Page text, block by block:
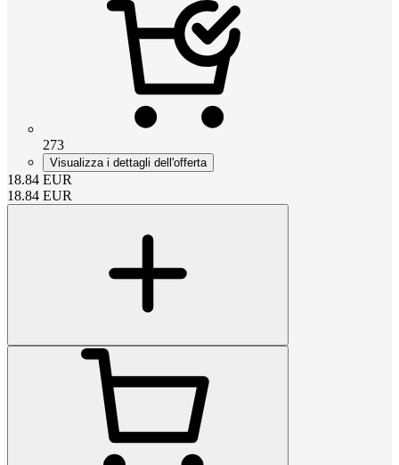
273
Visualizza i dettagli dell'offerta
18.84 EUR
18.84 EUR